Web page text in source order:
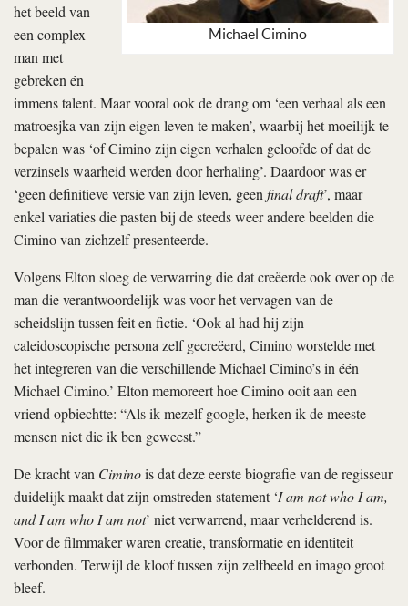
Michael Cimino
het beeld van
een complex
man met
gebreken én
immens talent. Maar vooral ook de drang om ‘een verhaal als een
matroesjka van zijn eigen leven te maken’, waarbij het moeilijk te
bepalen was ‘of Cimino zijn eigen verhalen geloofde of dat de
verzinsels waarheid werden door herhaling’. Daardoor was er
‘geen definitieve versie van zijn leven, geen final draft’, maar
enkel variaties die pasten bij de steeds weer andere beelden die
Cimino van zichzelf presenteerde.
Volgens Elton sloeg de verwarring die dat creëerde ook over op de
man die verantwoordelijk was voor het vervagen van de
scheidslijn tussen feit en fictie. ‘Ook al had hij zijn
caleidoscopische persona zelf gecreëerd, Cimino worstelde met
het integreren van die verschillende Michael Cimino’s in één
Michael Cimino.’ Elton memoreert hoe Cimino ooit aan een
vriend opbiechtte: “Als ik mezelf google, herken ik de meeste
mensen niet die ik ben geweest.”
De kracht van Ciminois dat deze eerste biografie van de regisseur
duidelijk maakt dat zijn omstreden statement ‘I am not who I am,
and I am who I am not’ niet verwarrend, maar verhelderend is.
Voor de filmmaker waren creatie, transformatie en identiteit
verbonden. Terwijl de kloof tussen zijn zelfbeeld en imago groot
bleef.